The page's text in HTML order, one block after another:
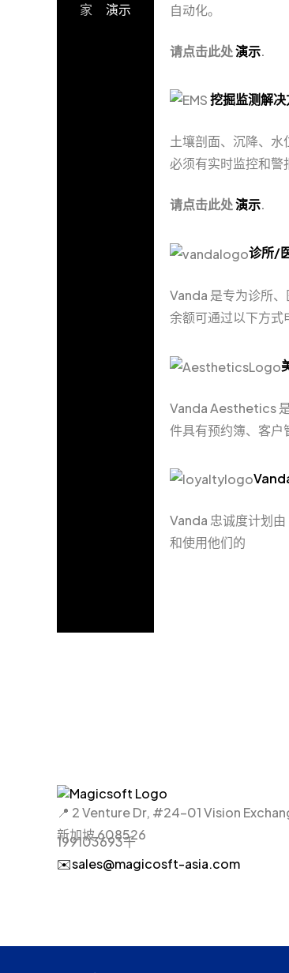
家 演示
自动化。
请点击此处演示.
挖掘监测解决
土壤剖面、沉降、水
必须有实时监控和警
请点击此处演示.
诊所/
Vanda 是专为诊所
余额可通过以下方式
Vanda Aesthetics
件具有预约簿、客户
Vanda 忠诚度计划
和使用他们的
📍 2 Venture Dr, #24-01 Vision
新加坡 608526
199103693千
✉️sales@magicosft-asia.com